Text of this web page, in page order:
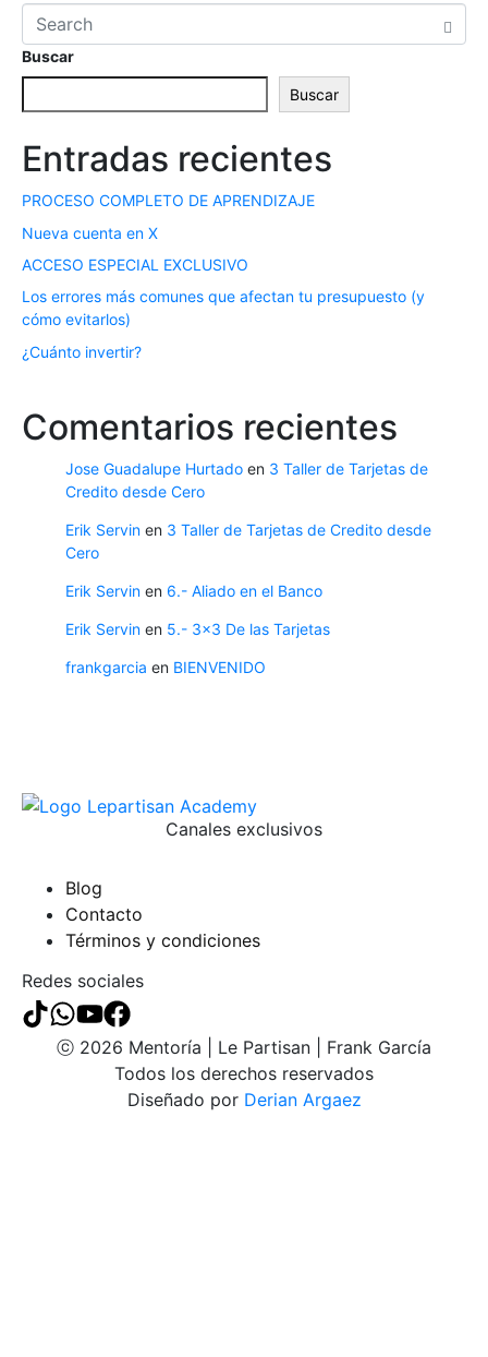
Buscar
Buscar
Entradas recientes
PROCESO COMPLETO DE APRENDIZAJE
Nueva cuenta en X
ACCESO ESPECIAL EXCLUSIVO
Los errores más comunes que afectan tu presupuesto (y
cómo evitarlos)
¿Cuánto invertir?
Comentarios recientes
Jose Guadalupe Hurtado en 3 Taller de Tarjetas de
Credito desde Cero
Erik Servin en 3 Taller de Tarjetas de Credito desde
Cero
Erik Servin en 6.- Aliado en el Banco
Erik Servin en 5.- 3×3 De las Tarjetas
frankgarcia en BIENVENIDO
Blog
Contacto
Términos y condiciones
Redes sociales
Canales exclusivos
ⓒ 2026 Mentoría | Le Partisan | Frank García
Todos los derechos reservados
Diseñado por Derian Argaez